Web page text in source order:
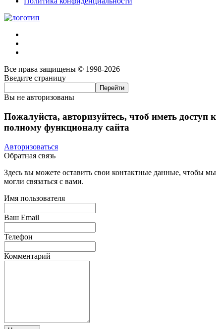
Все права защищены © 1998-2026
Введите страницу
Вы не авторизованы
Пожалуйста, авторизуйтесь, чтоб иметь доступ к
полному функционалу сайта
Авторизоваться
Обратная связь
Здесь вы можете оставить свои контактные данные, чтобы мы
могли связаться с вами.
Имя пользователя
Ваш Email
Телефон
Комментарий